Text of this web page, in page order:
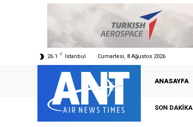
26.1 C İstanbul Cumartesi, 8 Ağustos 2026
ANASAYFA
SON DAKIKA